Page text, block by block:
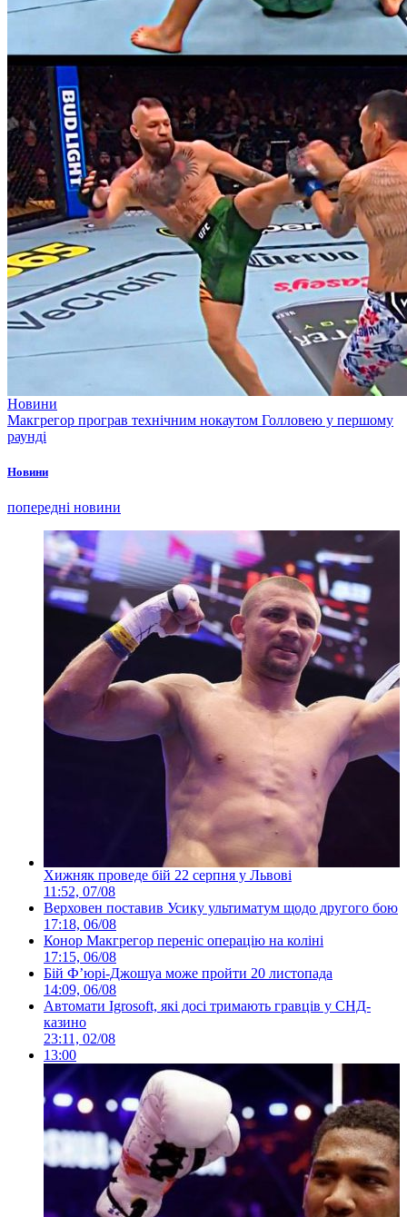
Новини
Макгрегор програв технічним нокаутом Голловею у першому
раунді
Новини
попередні новини
Хижняк проведе бій 22 серпня у Львові
11:52, 07/08
Верховен поставив Усику ультиматум щодо другого бою
17:18, 06/08
Конор Макгрегор переніс операцію на коліні
17:15, 06/08
Бій Ф’юрі-Джошуа може пройти 20 листопада
14:09, 06/08
Автомати Igrosoft, які досі тримають гравців у СНД-
казино
23:11, 02/08
13:00